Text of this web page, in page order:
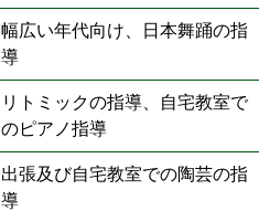
幅広い年代向け、日本舞踊の指
導
リトミックの指導、自宅教室で
のピアノ指導
出張及び自宅教室での陶芸の指
導